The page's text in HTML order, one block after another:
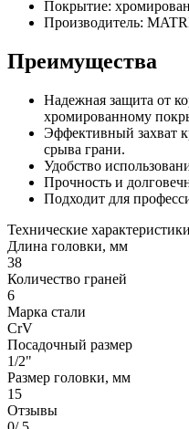
Покрытие:
Производитель:
Преимущества
Надежная защита от
хромированному
Эффективный захват
срыва грани.
Удобство
Прочность и
Подходит для
Технические
Длина головки, мм
38
Количество граней
6
Марка стали
CrV
Посадочный размер
1/2"
Размер головки, мм
15
Отзывы